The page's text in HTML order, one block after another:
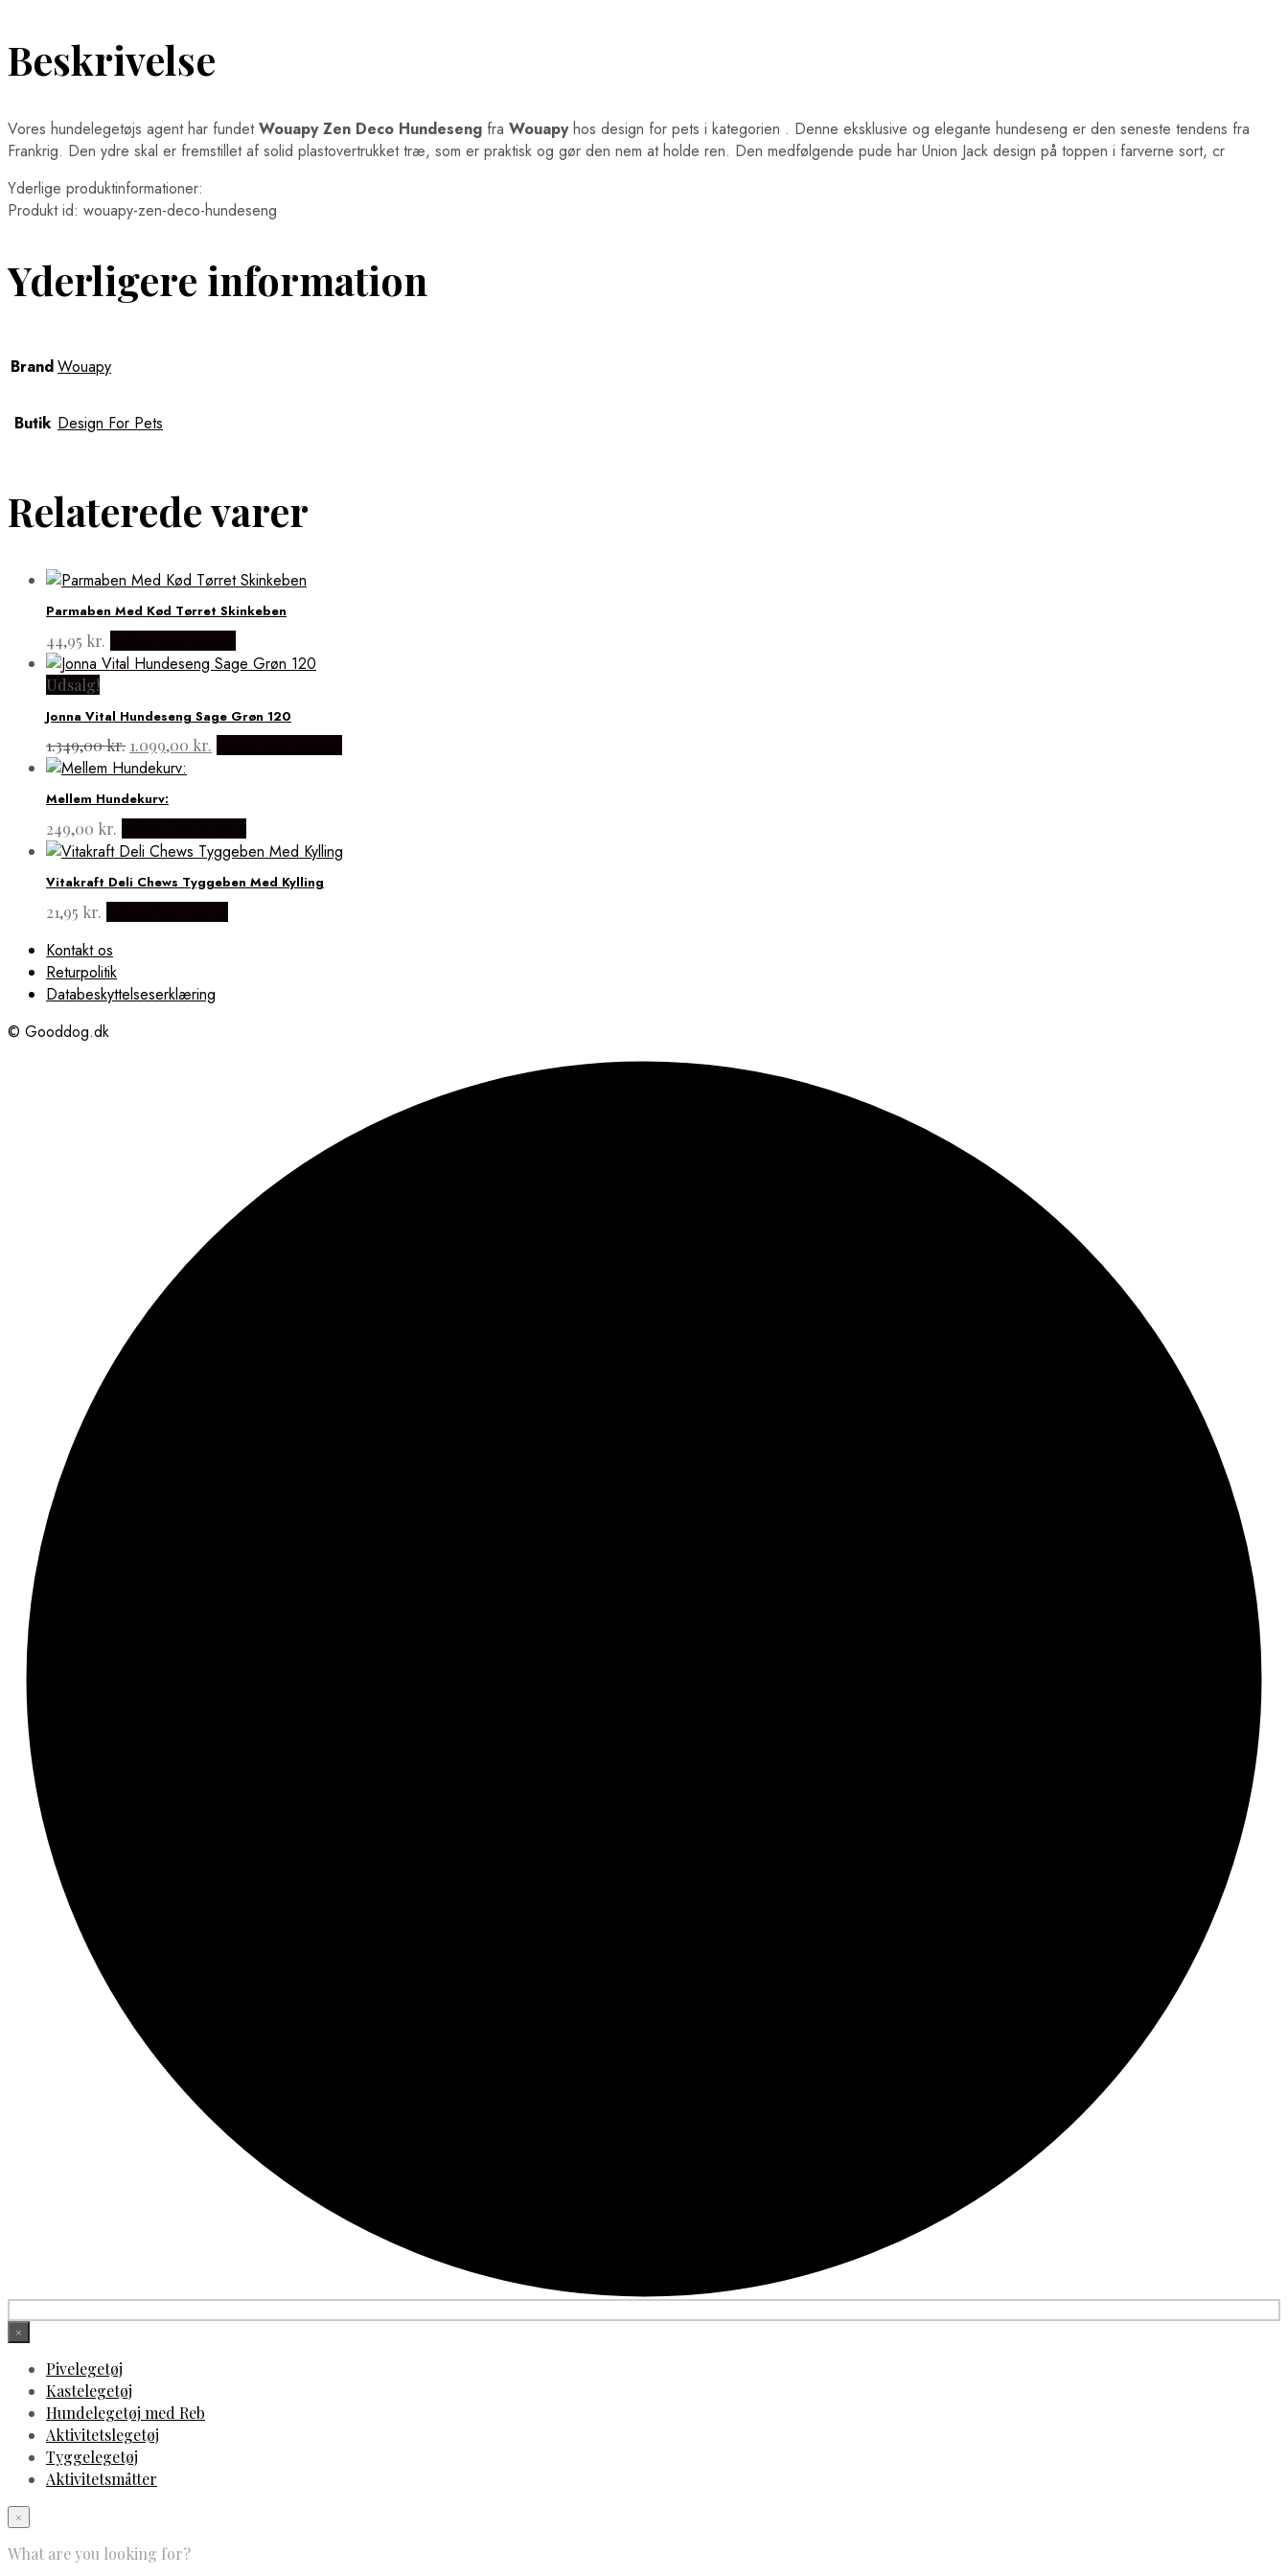
Beskrivelse
Vores hundelegetøjs agent har fundetWouapy Zen Deco Hundeseng fra Wouapyhos design for pets i kategorien . Denne eksklusive og elegante hundeseng er den seneste tendens fra
Frankrig. Den ydre skal er fremstillet af solid plastovertrukket træ, som er praktisk og gør den nem at holde ren. Den medfølgende pude har Union Jack design på toppen i farverne sort, cr
Yderlige produktinformationer:
Produkt id: wouapy-zen-deco-hundeseng
Yderligere information
BrandWouapy
Butik Design For Pets
Relaterede varer
Parmaben Med Kød Tørret Skinkeben
44,95 kr.
Udsalg!
Jonna Vital Hundeseng Sage Grøn 120
1.349,00kr. Den
oprindelige
var:
1.349,00 kr..
1.099,00 kr.
1.099,00 kr..
Mellem Hundekurv:
249,00 kr.
Vitakraft Deli Chews Tyggeben Med Kylling
21,95 kr.
Kontakt os
Returpolitik
Databeskyttelseserklæring
© Gooddog.dk
×
Pivelegetøj
Kastelegetøj
Hundelegetøj med Reb
Aktivitetslegetøj
Tyggelegetøj
Aktivitetsmåtter
×
What are you looking for?